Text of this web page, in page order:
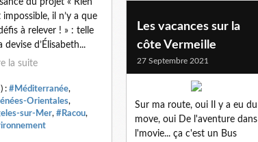
du projet « Rien
impossible, il n’y a que
à relever ! » : telle
devise d’Élisabeth...
la suite
: #Méditerranée,
Orientales,
sur-Mer, #Racou,
Les vacances sur la
côte Vermeille
27 Septembre 2021
Sur ma route, oui Il y a eu du
move, oui De l'aventure dans
l'movie... ça c'est un Bus